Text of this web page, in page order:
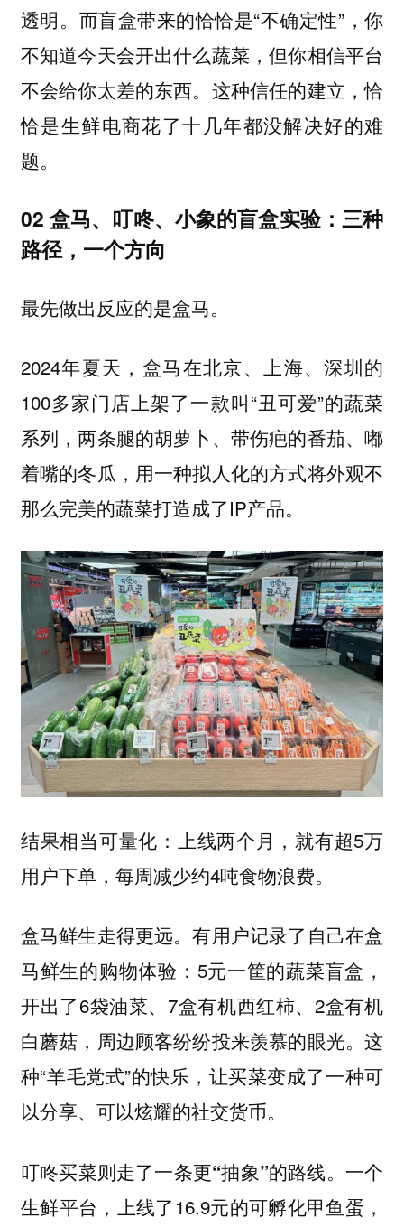
透明。而盲盒带来的恰恰是“不确定性”，你
不知道今天会开出什么蔬菜，但你相信平台
不会给你太差的东西。这种信任的建立，恰
恰是生鲜电商花了十几年都没解决好的难
题。
02 盒马、叮咚、小象的盲盒实验：三种
路径，一个方向
最先做出反应的是盒马。
2024年夏天，盒马在北京、上海、深圳的
100多家门店上架了一款叫“丑可爱”的蔬菜
系列，两条腿的胡萝卜、带伤疤的番茄、嘟
着嘴的冬瓜，用一种拟人化的方式将外观不
那么完美的蔬菜打造成了IP产品。
结果相当可量化：上线两个月，就有超5万
用户下单，每周减少约4吨食物浪费。
盒马鲜生走得更远。有用户记录了自己在盒
马鲜生的购物体验：5元一筐的蔬菜盲盒，
开出了6袋油菜、7盒有机西红柿、2盒有机
白蘑菇，周边顾客纷纷投来羡慕的眼光。这
种“羊毛党式”的快乐，让买菜变成了一种可
以分享、可以炫耀的社交货币。
叮咚买菜则走了一条更“抽象”的路线。 一个
生鲜平台，上线了16.9元的可孵化甲鱼蛋，